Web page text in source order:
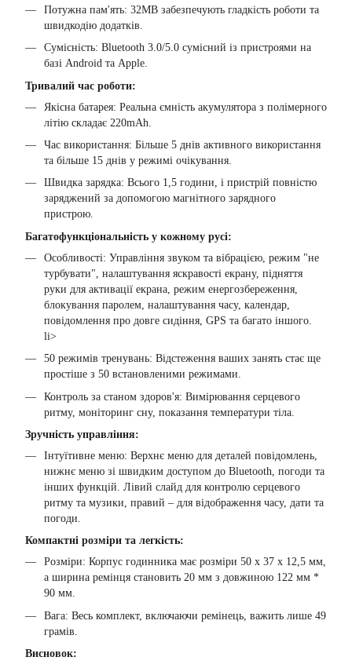
Потужна пам'ять: 32MB забезпечують гладкість роботи та
швидкодію додатків.
Сумісність: Bluetooth 3.0/5.0 сумісний із пристроями на
базі Android та Apple.
Тривалий час роботи:
Якісна батарея: Реальна ємність акумулятора з полімерного
літію складає 220mAh.
Час використання: Більше 5 днів активного використання
та більше 15 днів у режимі очікування.
Швидка зарядка: Всього 1,5 години, і пристрій повністю
заряджений за допомогою магнітного зарядного
пристрою.
Багатофункціональність у кожному русі:
Особливості: Управління звуком та вібрацією, режим "не
турбувати", налаштування яскравості екрану, підняття
руки для активації екрана, режим енергозбереження,
блокування паролем, налаштування часу, календар,
повідомлення про довге сидіння, GPS та багато іншого.
li>
50 режимів тренувань: Відстеження ваших занять стає ще
простіше з 50 встановленими режимами.
Контроль за станом здоров'я: Вимірювання серцевого
ритму, моніторинг сну, показання температури тіла.
Зручність управління:
Інтуїтивне меню: Верхнє меню для деталей повідомлень,
нижнє меню зі швидким доступом до Bluetooth, погоди та
інших функцій. Лівий слайд для контролю серцевого
ритму та музики, правий – для відображення часу, дати та
погоди.
Компактні розміри та легкість:
Розміри: Корпус годинника має розміри 50 x 37 x 12,5 мм,
а ширина ремінця становить 20 мм з довжиною 122 мм *
90 мм.
Вага: Весь комплект, включаючи ремінець, важить лише 49
грамів.
Висновок: